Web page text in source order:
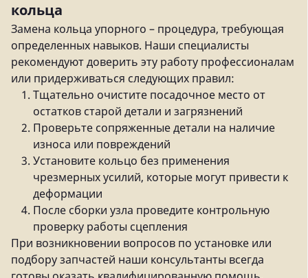
кольца
Замена кольца упорного – процедура, требующая
определенных навыков. Наши специалисты
рекомендуют доверить эту работу профессионалам
или придерживаться следующих правил:
Тщательно очистите посадочное место от
остатков старой детали и загрязнений
Проверьте сопряженные детали на наличие
износа или повреждений
Установите кольцо без применения
чрезмерных усилий, которые могут привести к
деформации
После сборки узла проведите контрольную
проверку работы сцепления
При возникновении вопросов по установке или
подбору запчастей наши консультанты всегда